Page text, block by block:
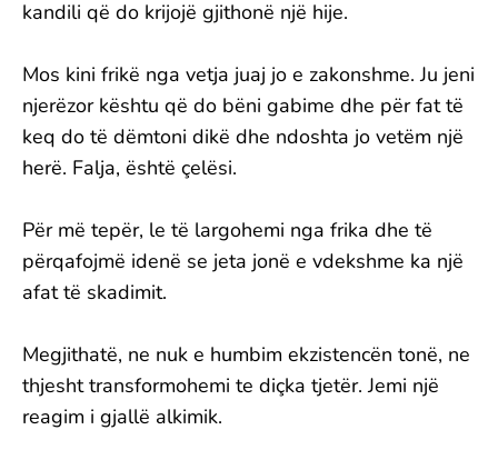
kandili që do krijojë gjithonë një hije.
Mos kini frikë nga vetja juaj jo e zakonshme. Ju jeni
njerëzor kështu që do bëni gabime dhe për fat të
keq do të dëmtoni dikë dhe ndoshta jo vetëm një
herë. Falja, është çelësi.
Për më tepër, le të largohemi nga frika dhe të
përqafojmë idenë se jeta jonë e vdekshme ka një
afat të skadimit.
Megjithatë, ne nuk e humbim ekzistencën tonë, ne
thjesht transformohemi te diçka tjetër. Jemi një
reagim i gjallë alkimik.